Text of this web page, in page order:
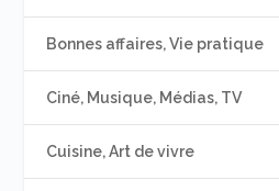
Bonnes affaires, Vie pratique
Ciné, Musique, Médias, TV
Cuisine, Art de vivre